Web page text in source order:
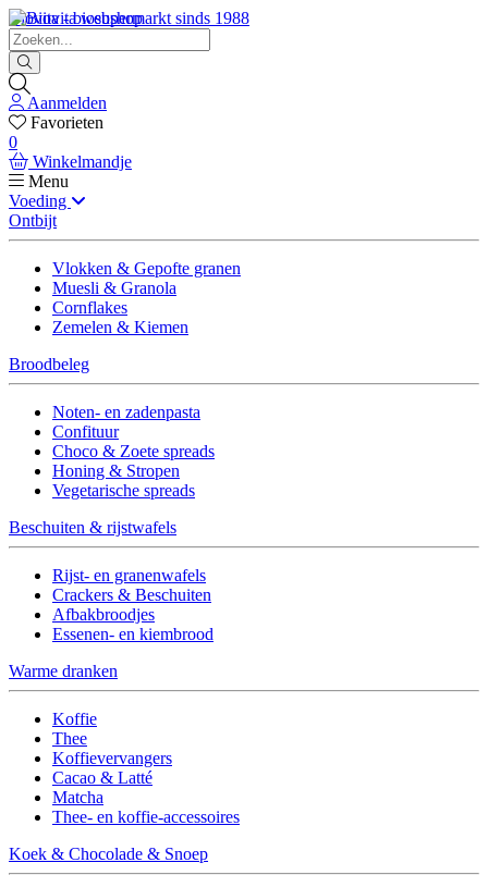
Biovita - biosupermarkt sinds 1988
Aanmelden
Favorieten
0
Winkelmandje
Menu
Voeding
Ontbijt
Vlokken & Gepofte granen
Muesli & Granola
Cornflakes
Zemelen & Kiemen
Broodbeleg
Noten- en zadenpasta
Confituur
Choco & Zoete spreads
Honing & Stropen
Vegetarische spreads
Beschuiten & rijstwafels
Rijst- en granenwafels
Crackers & Beschuiten
Afbakbroodjes
Essenen- en kiembrood
Warme dranken
Koffie
Thee
Koffievervangers
Cacao & Latté
Matcha
Thee- en koffie-accessoires
Koek & Chocolade & Snoep